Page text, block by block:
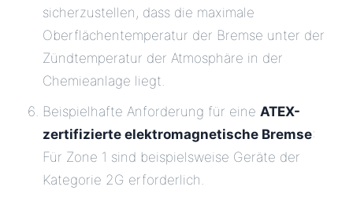
sicherzustellen, dass die maximale
Oberflächentemperatur der Bremse unter der
Zündtemperatur der Atmosphäre in der
Chemieanlage liegt.
Beispielhafte Anforderung für eine ATEX-
zertifizierte elektromagnetische Bremse:
Für Zone 1 sind beispielsweise Geräte der
Kategorie 2G erforderlich.